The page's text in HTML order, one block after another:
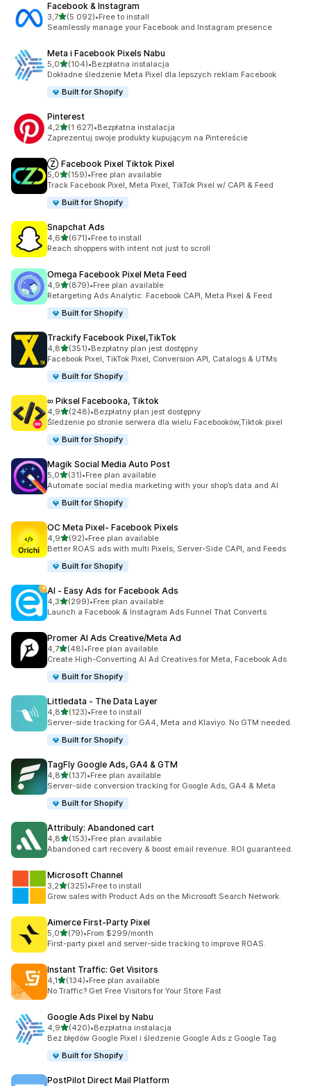
Facebook & Instagram
3,7na 5 gwiazdek
(5 092)
Łączna liczba recenzji: 5092
•Free to install
Seamlessly manage your Facebook and Instagram presence
Meta i Facebook Pixels Nabu
5,0na 5 gwiazdek
(104)
Łączna liczba recenzji: 104
•Bezpłatna instalacja
Dokładne śledzenie Meta Pixel dla lepszych reklam Facebook
Built for Shopify
Pinterest
4,2na 5 gwiazdek
(1 627)
Łączna liczba recenzji: 1627
•Bezpłatna instalacja
Zaprezentuj swoje produkty kupującym na Pintereście
Ⓩ Facebook Pixel Tiktok Pixel
5,0na 5 gwiazdek
(159)
Łączna liczba recenzji: 159
•Free plan available
Track Facebook Pixel, Meta Pixel, TikTok Pixel w/ CAPI & Feed
Built for Shopify
Snapchat Ads
4,6na 5 gwiazdek
(671)
Łączna liczba recenzji: 671
•Free to install
Reach shoppers with intent not just to scroll
Omega Facebook Pixel Meta Feed
4,9na 5 gwiazdek
(879)
Łączna liczba recenzji: 879
•Free plan available
Retargeting Ads Analytic: Facebook CAPI, Meta Pixel & Feed
Built for Shopify
Trackify Facebook Pixel,TikTok
4,8na 5 gwiazdek
(351)
Łączna liczba recenzji: 351
•Bezpłatny plan jest dostępny
Facebook Pixel, TikTok Pixel, Conversion API, Catalogs & UTMs
Built for Shopify
∞ Piksel Facebooka, Tiktok
4,9na 5 gwiazdek
(248)
Łączna liczba recenzji: 248
•Bezpłatny plan jest dostępny
Śledzenie po stronie serwera dla wielu Facebooków,Tiktok pixel
Built for Shopify
Magik Social Media Auto Post
5,0na 5 gwiazdek
(31)
Łączna liczba recenzji: 31
•Free plan available
Automate social media marketing with your shop’s data and AI
Built for Shopify
OC Meta Pixel‑ Facebook Pixels
4,9na 5 gwiazdek
(92)
Łączna liczba recenzji: 92
•Free plan available
Better ROAS ads with multi Pixels, Server-Side CAPI, and Feeds
Built for Shopify
AI ‑ Easy Ads for Facebook Ads
4,3na 5 gwiazdek
(299)
Łączna liczba recenzji: 299
•Free plan available
Launch a Facebook & Instagram Ads Funnel That Converts
Promer AI Ads Creative/Meta Ad
4,7na 5 gwiazdek
(48)
Łączna liczba recenzji: 48
•Free plan available
Create High-Converting AI Ad Creatives for Meta, Facebook Ads
Built for Shopify
Littledata ‑ The Data Layer
4,8na 5 gwiazdek
(123)
Łączna liczba recenzji: 123
•Free to install
Server-side tracking for GA4, Meta and Klaviyo. No GTM needed.
Built for Shopify
TagFly Google Ads, GA4 & GTM
4,8na 5 gwiazdek
(137)
Łączna liczba recenzji: 137
•Free plan available
Server-side conversion tracking for Google Ads, GA4 & Meta
Built for Shopify
Attribuly: Abandoned cart
4,8na 5 gwiazdek
(153)
Łączna liczba recenzji: 153
•Free plan available
Abandoned cart recovery & boost email revenue. ROI guaranteed.
Microsoft Channel
3,2na 5 gwiazdek
(325)
Łączna liczba recenzji: 325
•Free to install
Grow sales with Product Ads on the Microsoft Search Network.
Aimerce First‑Party Pixel
5,0na 5 gwiazdek
(79)
Łączna liczba recenzji: 79
•From $299/month
First-party pixel and server-side tracking to improve ROAS.
Instant Traffic: Get Visitors
4,1na 5 gwiazdek
(134)
Łączna liczba recenzji: 134
•Free plan available
No Traffic? Get Free Visitors for Your Store Fast
Google Ads Pixel by Nabu
4,9na 5 gwiazdek
(420)
Łączna liczba recenzji: 420
•Bezpłatna instalacja
Bez błędów Google Pixel i śledzenie Google Ads z Google Tag
Built for Shopify
PostPilot Direct Mail Platform